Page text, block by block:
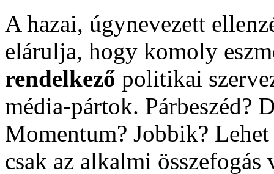
A hazai, úgynevezett
elárulja, hogy komoly
rendelkező politikai
média-pártok. Párbeszéd?
Momentum? Jobbik?
csak az alkalmi